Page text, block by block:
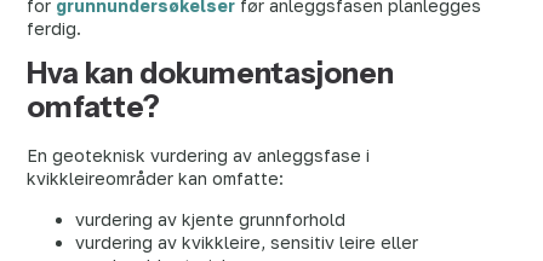
for grunnundersøkelser før anleggsfasen planlegges
ferdig.
Hva kan dokumentasjonen
omfatte?
En geoteknisk vurdering av anleggsfase i
kvikkleireområder kan omfatte:
vurdering av kjente grunnforhold
vurdering av kvikkleire, sensitiv leire eller